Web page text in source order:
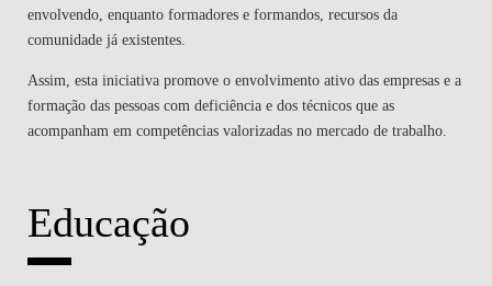
envolvendo, enquanto formadores e formandos, recursos da
comunidade já existentes.
Assim, esta iniciativa promove o envolvimento ativo das empresas e a
formação das pessoas com deficiência e dos técnicos que as
acompanham em competências valorizadas no mercado de trabalho.
Educação